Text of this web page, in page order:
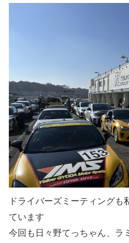
ドライバーズミーティング
ています
今回も日々野てっちゃん、ラ